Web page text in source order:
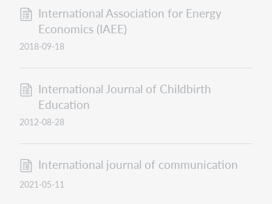
International Association for Energy
Economics (IAEE)
2018-09-18
International Journal of Childbirth
Education
2012-08-28
International journal of communication
2021-05-11